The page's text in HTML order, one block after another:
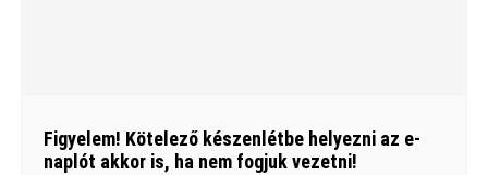
Figyelem! Kötelező készenlétbe helyezni az e-
naplót akkor is, ha nem fogjuk vezetni!